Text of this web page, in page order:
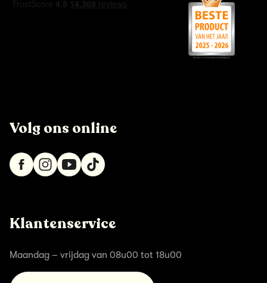
Volg ons online
Klantenservice
Maandag – vrijdag van 08u00 tot 18u00